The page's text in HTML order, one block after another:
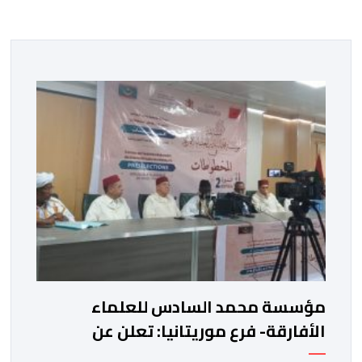
مؤسسة محمد السادس للعلماء
الأفارقة- فرع موريتانيا: تعلن عن
المتأهلين في مسابقة المخطوطات